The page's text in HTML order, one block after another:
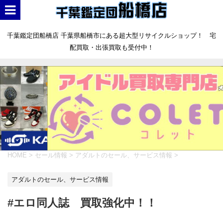
千葉鑑定団船橋店 千葉県船橋市にある超大型リサイクルショップ！ 宅
配買取・出張買取も受付中！
HOME > セール情報 > アダルトのセール、サービス情報 >
アダルトのセール、サービス情報
#エロ同人誌 買取強化中！！